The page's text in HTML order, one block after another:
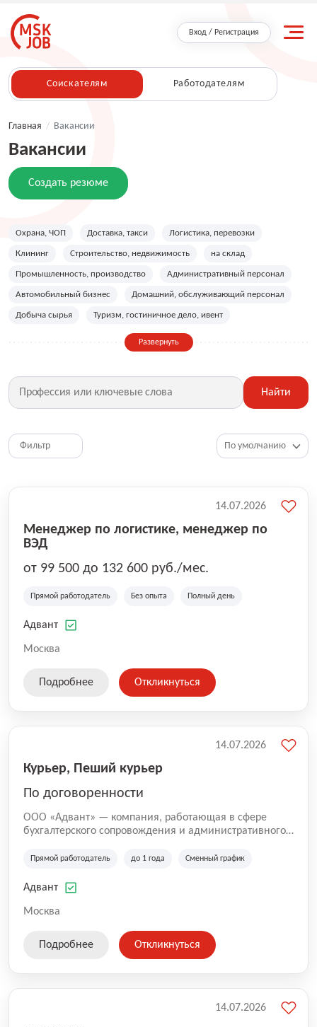
Вход / Регистрация
Соискателям Работодателям
Главная / Вакансии
Вакансии
Создать резюме
Охрана, ЧОП Доставка, такси Логистика, перевозки
Клининг Строительство, недвижимость на склад
Промышленность, производство Административный персонал
Автомобильный бизнес Домашний, обслуживающий персонал
Добыча сырья Туризм, гостиничное дело, ивент
Дизайн, искусство, ивент
Фитнес, красота, спорт Страхование
Медицина, фармацевтика Маркетинг, PR, реклама
HR, управление персоналом
Топ менеджмент, руководители
Развернуть
Найти
Фильтр
Менеджер по логистике, менеджер по
ВЭД
от 99 500 до 132 600 руб./мес.
Прямой работодатель Без опыта Полный день
Адвант
Москва
14.07.2026
Подробнее Откликнуться
Курьер, Пеший курьер
По договоренности
ООО «Адвант» — компания, работающая в сфере
бухгалтерского сопровождения и административного
зарегистрирована в Санкт-Петербурге и
лиц и коммерческих организаций.
Прямой работодатель до 1 года Сменный график
Адвант
Москва
14.07.2026
Подробнее Откликнуться
14.07.2026